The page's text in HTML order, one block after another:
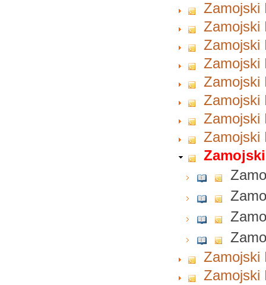
Zamojski
Zamojski
Zamojski
Zamojski
Zamojski
Zamojski
Zamojski
Zamojski
Zamojski
Zamojski